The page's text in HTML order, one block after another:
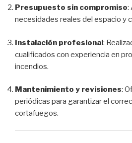
Presupuesto sin compromiso:
necesidades reales del espacio y
Instalación profesional:
cualificados con experiencia en
incendios.
Mantenimiento y revisiones:
periódicas para garantizar el
cortafuegos.